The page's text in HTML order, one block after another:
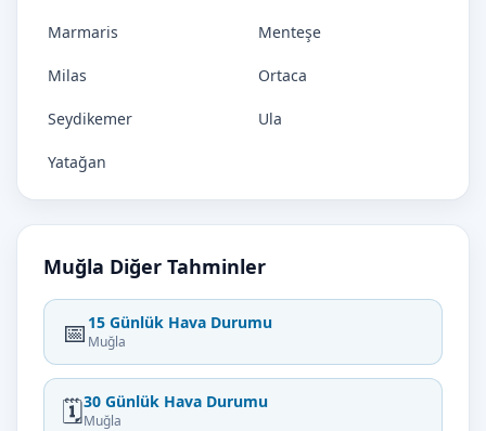
Marmaris Menteşe
Milas Ortaca
Seydikemer Ula
Yatağan
Muğla Diğer Tahminler
📅 15 Günlük Hava Durumu
Muğla
🗓️30 Günlük Hava Durumu
Muğla